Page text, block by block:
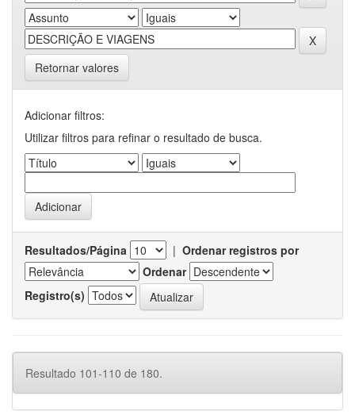
Retornar valores
Adicionar filtros:
Utilizar filtros para refinar o resultado de busca.
Resultados/Página | Ordenar registros por
Ordenar
Registro(s)
Resultado 101-110 de 180.